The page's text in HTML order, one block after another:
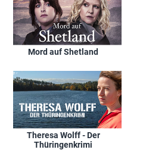
Mord auf Shetland
Theresa Wolff - Der
Thüringenkrimi